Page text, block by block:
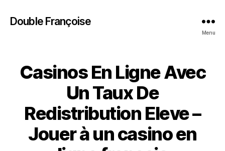
Double Françoise
Menu
Casinos En Ligne Avec
Un Taux De
Redistribution Eleve –
Jouer à un casino en